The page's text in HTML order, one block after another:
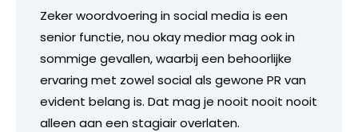
Zeker woordvoering in social media is een
senior functie, nou okay medior mag ook in
sommige gevallen, waarbij een behoorlijke
ervaring met zowel social als gewone PR van
evident belang is. Dat mag je nooit nooit nooit
alleen aan een stagiair overlaten.